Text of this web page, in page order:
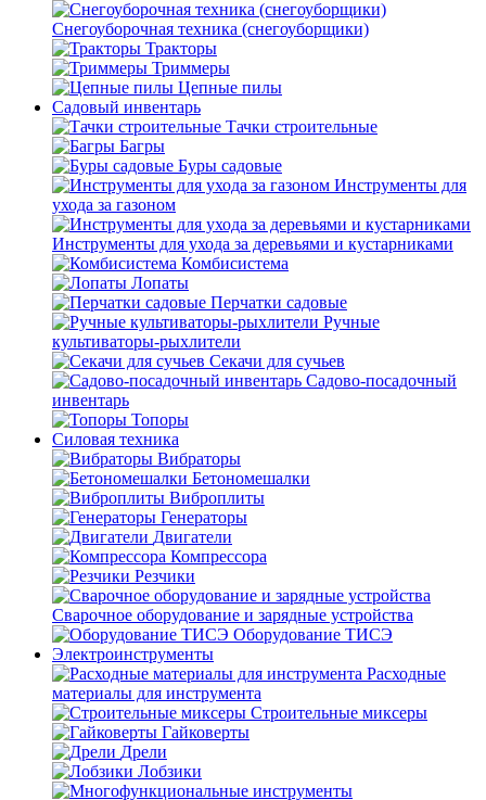
Снегоуборочная техника (снегоуборщики)
Тракторы
Триммеры
Цепные пилы
Садовый инвентарь
Тачки строительные
Багры
Буры садовые
Инструменты для
ухода за газоном
Инструменты для ухода за деревьями и кустарниками
Комбисистема
Лопаты
Перчатки садовые
Ручные
культиваторы-рыхлители
Секачи для сучьев
Садово-посадочный
инвентарь
Топоры
Силовая техника
Вибраторы
Бетономешалки
Виброплиты
Генераторы
Двигатели
Компрессора
Резчики
Сварочное оборудование и зарядные устройства
Оборудование ТИСЭ
Электроинструменты
Расходные
материалы для инструмента
Строительные миксеры
Гайковерты
Дрели
Лобзики